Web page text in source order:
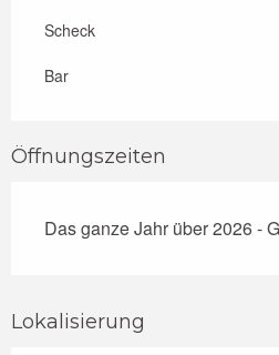
Scheck
Bar
Öffnungszeiten
Das ganze Jahr über 2026 -
Lokalisierung